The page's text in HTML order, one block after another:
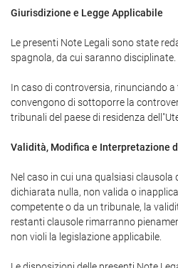
Giurisdizione e Legge Applicabile
Le presenti Note Legali sono state
spagnola, da cui saranno disciplinate.
In caso di controversia, rinunciando
convengono di sottoporre la
tribunali del paese di residenza
Validità, Modifica e Interpretazione
Nel caso in cui una qualsiasi clausola
dichiarata nulla, non valida o
competente o da un tribunale, la
restanti clausole rimarranno
non violi la legislazione applicabile.